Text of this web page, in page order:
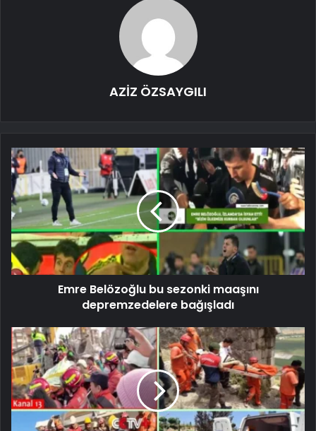
AZİZ ÖZSAYGILI
Emre Belözoğlu bu sezonki maaşını
depremzedelere bağışladı